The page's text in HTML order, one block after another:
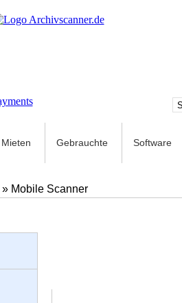
Mieten Gebrauchte Software
» Mobile Scanner